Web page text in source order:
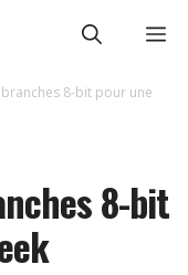
8-bit pour une
8-bit